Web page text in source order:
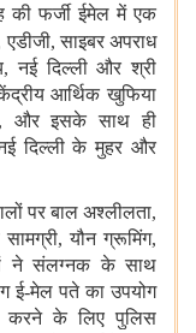
की फर्जी ईमेल में एक
साइबर अपराध
नई दिल्ली और श्री
आर्थिक खुफिया
हैं, और इसके साथ ही
दिल्ली के मुहर और
पर बाल अश्लीलता,
यौन ग्रूमिंग,
ने संलग्नक के साथ
ई-मेल पते का उपयोग
करने के लिए पुलिस